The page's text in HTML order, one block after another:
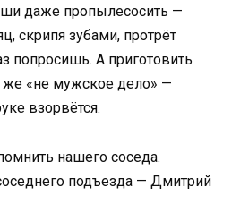
даже пропылесосить —
скрипя зубами, протрёт
попросишь. А приготовить
же «не мужское дело» —
взорвётся.
нашего соседа.
подъезда — Дмитрий